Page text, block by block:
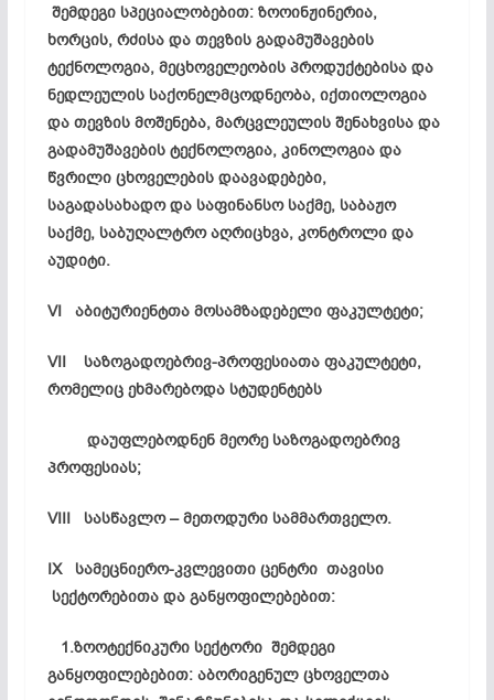
შემდეგი სპეციალობებით: ზოოინჟინერია,
ხორცის, რძისა და თევზის გადამუშავების
ტექნოლოგია, მეცხოველეობის პროდუქტებისა და
ნედლეულის საქონელმცოდნეობა, იქთიოლოგია
და თევზის მოშენება, მარცვლეულის შენახვისა და
გადამუშავების ტექნოლოგია, კინოლოგია და
წვრილი ცხოველების დაავადებები,
საგადასახადოდა საფინანსო საქმე, საბაჟო
საქმე, საბუღალტროაღრიცხვა, კონტროლი და
აუდიტი.
VI აბიტურიენტთა მოსამზადებელი ფაკულტეტი;
VII საზოგადოებრივ-პროფესიათა ფაკულტეტი,
რომელიც ეხმარებოდა სტუდენტებს
დაუფლებოდნენ მეორე საზოგადოებრივ
პროფესიას;
VIII სასწავლო –მეთოდური სამმართველო.
IX სამეცნიერო-კვლევითი ცენტრი თავისი
სექტორებითა და განყოფილებებით:
1.ზოოტექნიკური სექტორი შემდეგი
განყოფილებებით: აბორიგენულ ცხოველთა